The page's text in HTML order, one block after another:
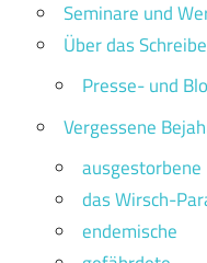
Seminare und
Über das
Presse- und
Vergessene
ausgestorbene
das Wirsch-
endemische